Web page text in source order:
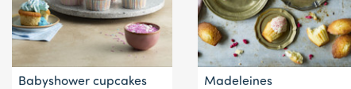
Babyshower cupcakes Madeleines